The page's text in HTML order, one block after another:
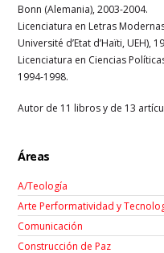
Bonn (Alemania), 2003-2004.
Licenciatura en Letras
Université d’Etat d’Haïti, UEH),
Licenciatura en Ciencias
1994-1998.
Autor de 11 libros y de 13
Áreas
A/Teología
Arte Performatividad y
Comunicación
Construcción de Paz